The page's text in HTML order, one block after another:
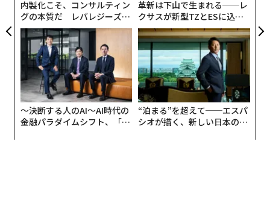
内製化こそ、コンサルティン
グの本質だ レバレジーズが
実践する、次世代ファームの
全貌
革新は下山で生まれる──レ
クサスが新型TZとESに込め
た「DISCOVER」の哲学
〜決断する人のAI〜AI時代の
金融パラダイムシフト、「超
“泊まる”を超えて──エスパ
シオが描く、新しい日本のラ